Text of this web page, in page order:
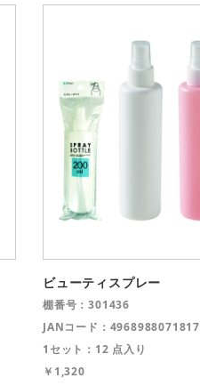
ビューティスプレー
棚番号：301436
JANコード：4968988071817
1セット：12 点入り
￥1,320
カートへ進む